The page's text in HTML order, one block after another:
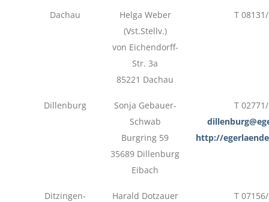
Dachau
Helga Weber
(Vst.Stellv.)
von Eichendorff-
Str. 3a
85221 Dachau
T
Dillenburg
Sonja Gebauer-
Schwab
Burgring 59
35689 Dillenburg
Eibach
T
http://
Ditzingen-
Harald Dotzauer
T